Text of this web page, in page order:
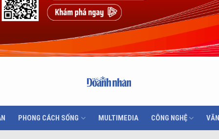
PHONG CÁCH SỐNG MULTIMEDIA CÔNG NGHỆ